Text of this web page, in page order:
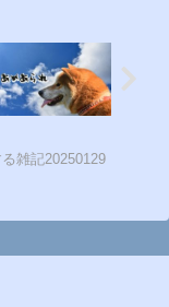
雑記20250129